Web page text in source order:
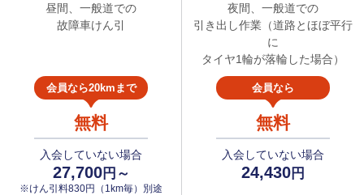
昼間、一般道での
故障車けん引
会員なら20kmまで
無料
入会していない場合
27,700円～
※けん引料830円（1km毎）別途
夜間、一般道での
引き出し作業（道路とほぼ平行
に
タイヤ1輪が落輪した場合）
会員なら
無料
入会していない場合
24,430円